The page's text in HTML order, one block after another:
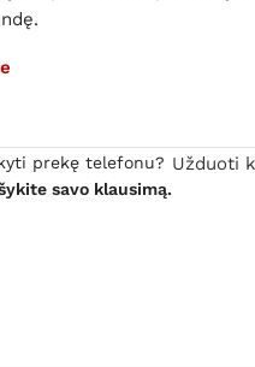
prekę telefonu?
savo klausimą.
Užduoti